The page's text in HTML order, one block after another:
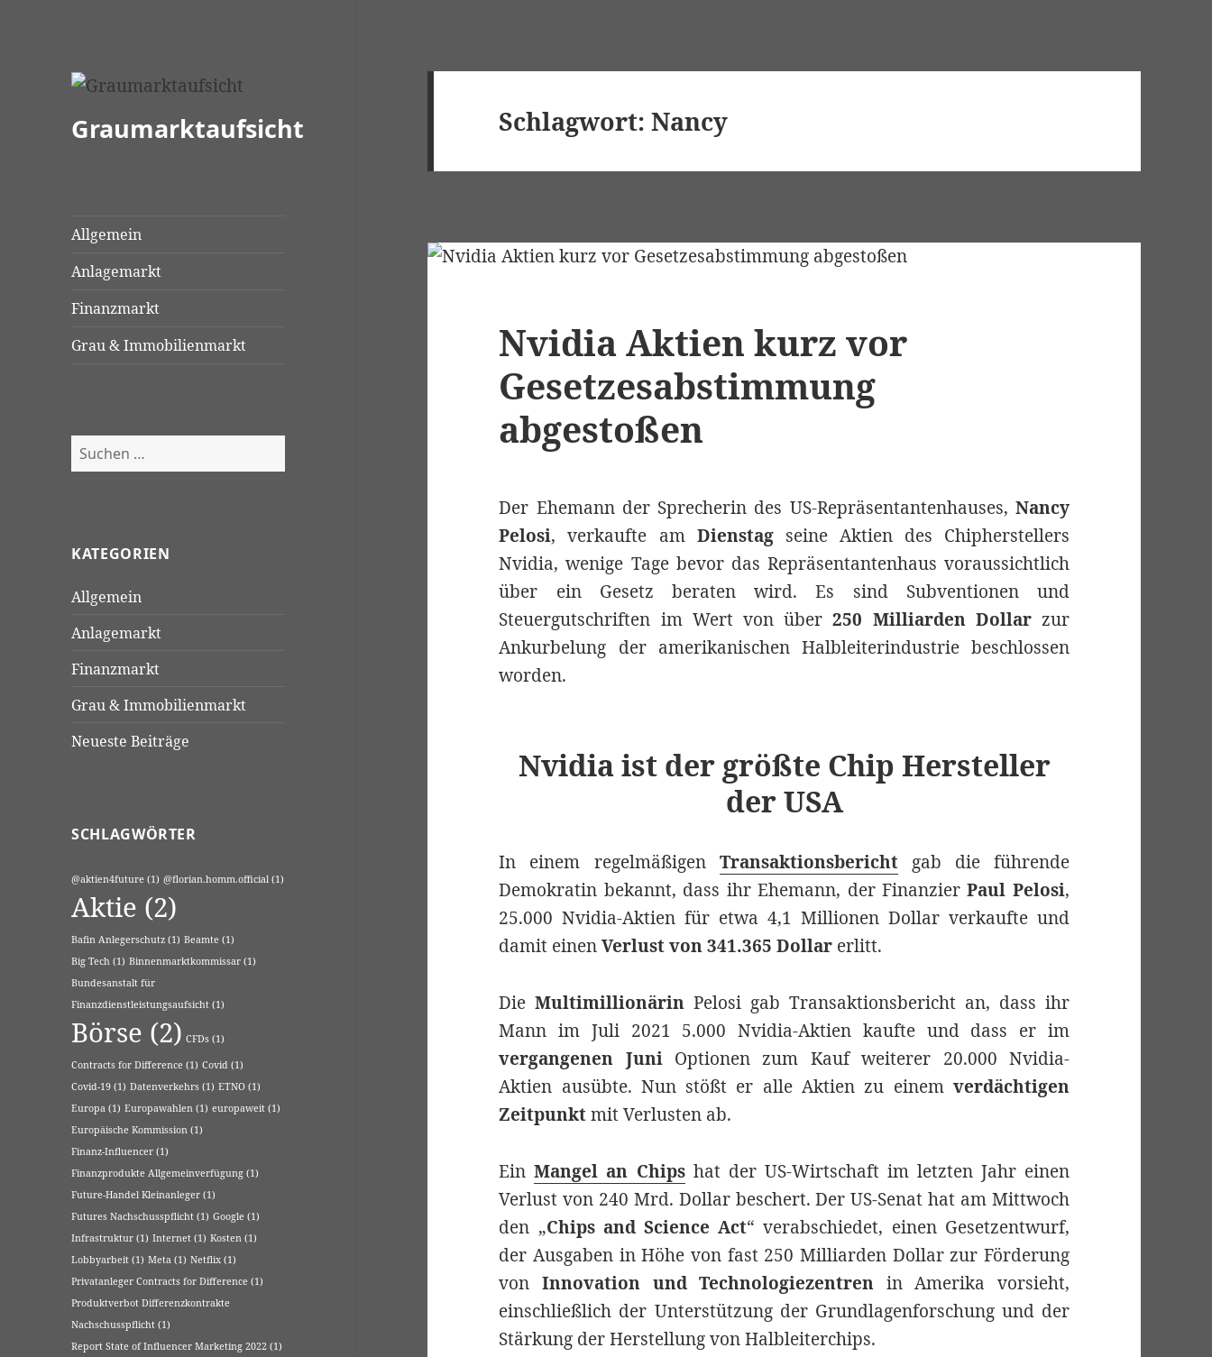
Graumarktaufsicht
Allgemein
Anlagemarkt
Finanzmarkt
Grau & Immobilienmarkt
Suchen
nach:
KATEGORIEN
Allgemein
Anlagemarkt
Finanzmarkt
Grau & Immobilienmarkt
Neueste Beiträge
SCHLAGWÖRTER
@aktien4future (1) @florian.homm.official (1)
Aktie (2)
Bafin Anlegerschutz (1) Beamte (1)
Big Tech (1) Binnenmarktkommissar (1)
Bundesanstalt für
Finanzdienstleistungsaufsicht (1)
Börse (2) CFDs (1)
Contracts for Difference (1) Covid (1)
Covid-19 (1) Datenverkehrs (1) ETNO (1)
Europa (1) Europawahlen (1) europaweit (1)
Europäische Kommission (1)
Finanz-Influencer (1)
Finanzprodukte Allgemeinverfügung (1)
Future-Handel Kleinanleger (1)
Futures Nachschusspflicht (1) Google (1)
Infrastruktur (1) Internet (1) Kosten (1)
Lobbyarbeit (1) Meta (1) Netflix (1)
Privatanleger Contracts for Difference (1)
Produktverbot Differenzkontrakte
Nachschusspflicht (1)
Report State of Influencer Marketing 2022 (1)
Schlagwort:Nancy
Nvidia Aktien kurz vor
Gesetzesabstimmung
abgestoßen
Der Ehemann der Sprecherin des US-Repräsentantenhauses, Nancy
Pelosi, verkaufte am Dienstagseine Aktien des Chipherstellers
Nvidia, wenige Tage bevor das Repräsentantenhaus voraussichtlich
über ein Gesetz beraten wird. Es sind Subventionen und
Steuergutschriften im Wert von über250 Milliarden Dollarzur
Ankurbelung der amerikanischen Halbleiterindustrie beschlossen
worden.
Nvidia ist der größte Chip Hersteller
der USA
In einem regelmäßigen Transaktionsberichtgab die führende
Demokratin bekannt, dass ihr Ehemann, der FinanzierPaul Pelosi,
25.000 Nvidia-Aktien für etwa 4,1 Millionen Dollar verkaufte und
damit einenVerlust von 341.365 Dollar erlitt.
DieMultimillionärin Pelosi gab Transaktionsbericht an, dass ihr
Mann im Juli 2021 5.000 Nvidia-Aktien kaufte und dass er im
vergangenen JuniOptionen zum Kauf weiterer 20.000 Nvidia-
Aktien ausübte. Nun stößt er alle Aktien zu einem verdächtigen
Zeitpunktmit Verlusten ab.
Ein Mangel an Chipshat der US-Wirtschaft im letzten Jahr einen
Verlust von 240 Mrd. Dollar beschert. Der US-Senat hat am Mittwoch
den „Chips and Science Act“ verabschiedet, einen Gesetzentwurf,
der Ausgaben in Höhe von fast 250 Milliarden Dollar zur Förderung
von Innovation und Technologiezentren in Amerika vorsieht,
einschließlich der Unterstützung der Grundlagenforschung und der
Stärkung der Herstellung von Halbleiterchips.